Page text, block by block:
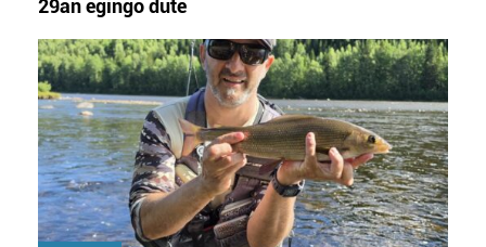
29an egingo dute